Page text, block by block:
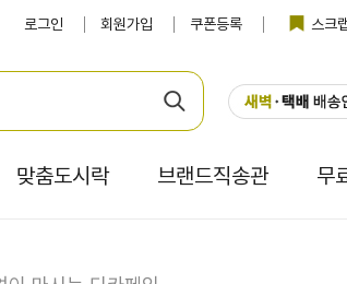
로그인 회원가입 쿠폰등록 스크
맞춤도시락 브랜드직송관 무